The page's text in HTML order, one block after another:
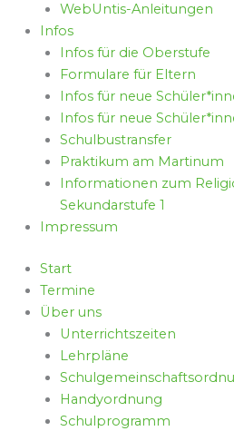
WebUntis-Anleitungen
Infos
Infos für die Oberstufe
Formulare für Eltern
Infos für neue
Infos für neue
Schulbustransfer
Praktikum am Martinum
Informationen zum
Sekundarstufe 1
Impressum
Start
Termine
Über uns
Unterrichtszeiten
Lehrpläne
Handyordnung
Schulprogramm